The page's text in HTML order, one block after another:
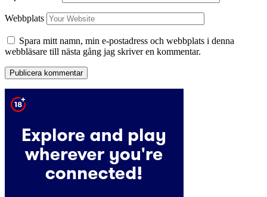
Webbplats
Spara mitt namn, min e-postadress och webbplats i denna
webbläsare till nästa gång jag skriver en kommentar.